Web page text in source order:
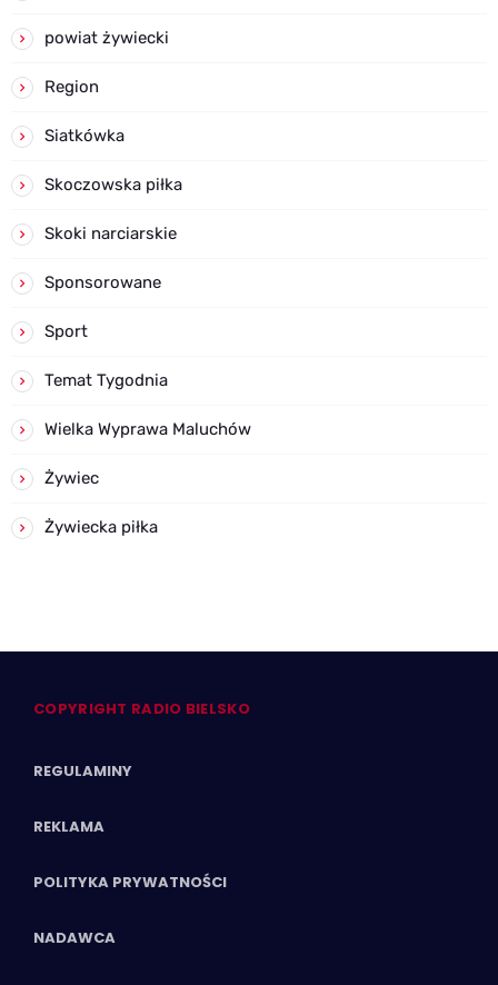
powiat żywiecki
Region
Siatkówka
Skoczowska piłka
Skoki narciarskie
Sponsorowane
Sport
Temat Tygodnia
Wielka Wyprawa Maluchów
Żywiec
Żywiecka piłka
COPYRIGHT RADIO BIELSKO
REGULAMINY
REKLAMA
POLITYKA PRYWATNOŚCI
NADAWCA